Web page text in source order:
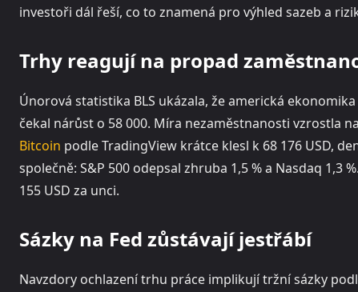
investoři dál řeší, co to znamená pro výhled sazeb a
Trhy reagují na propad
Únorová statistika BLS ukázala, že americká ekonomika
čekal nárůst o 58 000. Míra nezaměstnanosti vzrostla
Bitcoin podle TradingView krátce klesl k 68 176 USD,
společně: S&P 500 odepsal zhruba 1,5 % a Nasdaq 1,3
155 USD za unci.
Sázky na Fed zůstávají jestřábí
Navzdory ochlazení trhu práce implikují tržní sázky